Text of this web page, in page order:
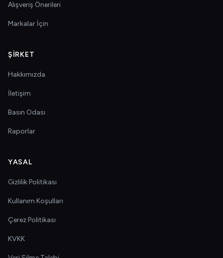
Alışveriş Önerileri
Markalar İçin
ŞIRKET
Hakkımızda
İletişim
Basın Odası
Raporlar
YASAL
Gizlilik Politikası
Kullanım Koşulları
Çerez Politikası
KVKK